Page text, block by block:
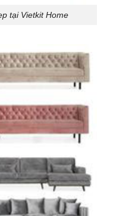
tại Vietkit Home